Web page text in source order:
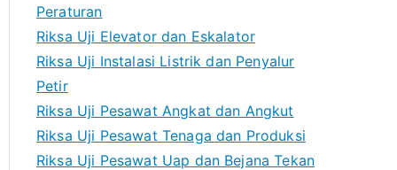
Peraturan
Riksa Uji Elevator dan Eskalator
Riksa Uji Instalasi Listrik dan Penyalur
Petir
Riksa Uji Pesawat Angkat dan Angkut
Riksa Uji Pesawat Tenaga dan Produksi
Riksa Uji Pesawat Uap dan Bejana Tekan